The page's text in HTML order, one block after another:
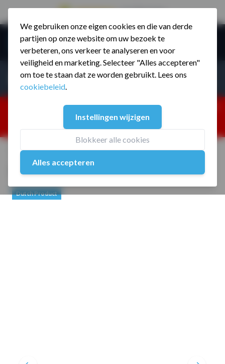
We gebruiken onze eigen cookies en die van derde
partijen op onze website om uw bezoek te
verbeteren, ons verkeer te analyseren en voor
veiligheid en marketing. Selecteer "Alles accepteren"
om toe te staan dat ze worden gebruikt. Lees ons
cookiebeleid.
Instellingen wijzigen
Blokkeer alle cookies
Alles accepteren
Ga naar de inhoud
Menu
Producten zoeken...
25% korting ivm vakantiesluiting. Gebruik code:
ZOMERMP. muv vloeren, fitnesstoestellen, boksartikelen,
zakelijk en dealer inlog. Verzending vanaf 19 aug.
Home / MP261 Muscle-up Bar 112 cm
MP261 Muscle-up Bar 112 cm
Dutch Product